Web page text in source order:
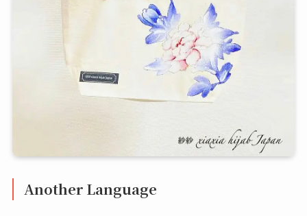
Another Language